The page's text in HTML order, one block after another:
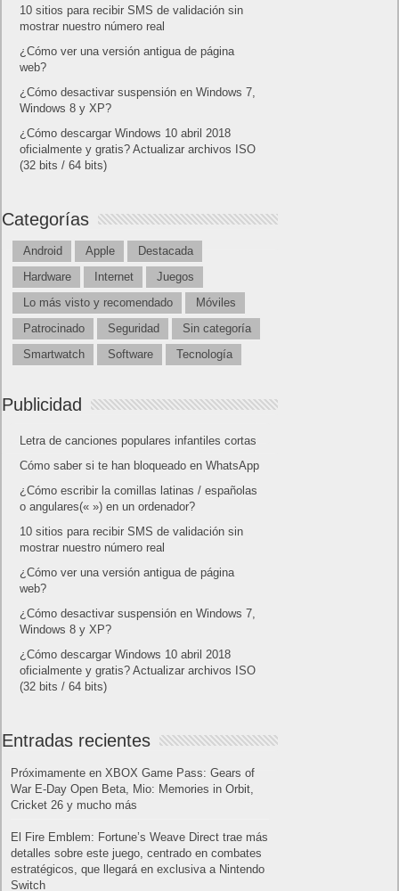
10 sitios para recibir SMS de validación sin
mostrar nuestro número real
¿Cómo ver una versión antigua de página
web?
¿Cómo desactivar suspensión en Windows 7,
Windows 8 y XP?
¿Cómo descargar Windows 10 abril 2018
oficialmente y gratis? Actualizar archivos ISO
(32 bits / 64 bits)
Categorías
Android Apple
Destacada
Hardware
Internet
Juegos
Lo más visto y recomendado
Móviles
Patrocinado
Seguridad
Sin categoría
Smartwatch
Software Tecnología
Publicidad
Letra de canciones populares infantiles cortas
Cómo saber si te han bloqueado en WhatsApp
¿Cómo escribir la comillas latinas / españolas
o angulares(« ») en un ordenador?
10 sitios para recibir SMS de validación sin
mostrar nuestro número real
¿Cómo ver una versión antigua de página
web?
¿Cómo desactivar suspensión en Windows 7,
Windows 8 y XP?
¿Cómo descargar Windows 10 abril 2018
oficialmente y gratis? Actualizar archivos ISO
(32 bits / 64 bits)
Entradas recientes
Próximamente en XBOX Game Pass: Gears of
War E-Day Open Beta, Mio: Memories in Orbit,
Cricket 26 y mucho más
El Fire Emblem: Fortune’s Weave Direct trae más
detalles sobre este juego, centrado en combates
estratégicos, que llegará en exclusiva a Nintendo
Switch